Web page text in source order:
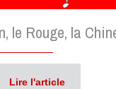
le Rouge, la
Lire l'article